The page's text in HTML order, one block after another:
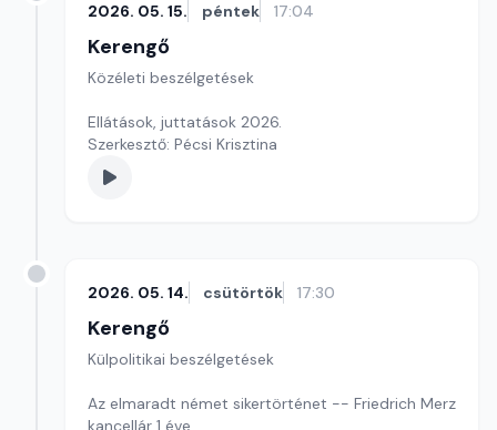
2026. 05. 15. péntek 17:04
Kerengő
Közéleti beszélgetések
Ellátások, juttatások 2026.
Szerkesztő: Pécsi Krisztina
2026. 05. 14. csütörtök 17:30
Kerengő
Külpolitikai beszélgetések
Az elmaradt német sikertörténet -- Friedrich Merz
kancellár 1 éve